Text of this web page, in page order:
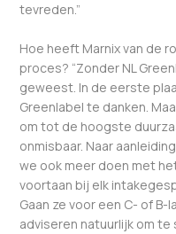
tevreden.”
Hoe heeft Marnix van de
proces? “Zonder NL
geweest. In de eerste
Greenlabel te danken.
om tot de hoogste
onmisbaar. Naar
we ook meer doen met
voortaan bij elk
Gaan ze voor een C- of
adviseren natuurlijk om te